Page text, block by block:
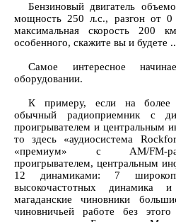
Бензиновый двигатель
мощность 250 л.с., разгон от
максимальная скорость 200
особенного, скажите вы и будете
Самое интересное
оборудовании.
К примеру, если на более
обычный радиоприемник с
проигрывателем и центральным
то здесь «аудиосистема
«премиум» с AM/FM-
проигрывателем, центральным
12 динамиками: 7
высокочастотных динамика
магаданские чиновники
чиновничьей работе без